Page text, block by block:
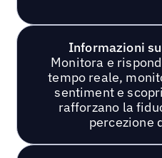
Informazioni
Monitora e
tempo reale,
sentiment e
rafforzano la
percezione